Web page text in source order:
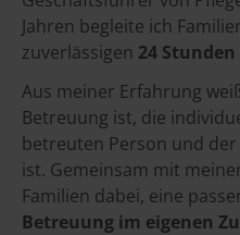
Jahren begleite ich
zuverlässigen 24
Aus meiner Erfahrung
Betreuung ist, die
betreuten Person und
ist. Gemeinsam mit
Familien dabei, eine
Betreuung im eigenen